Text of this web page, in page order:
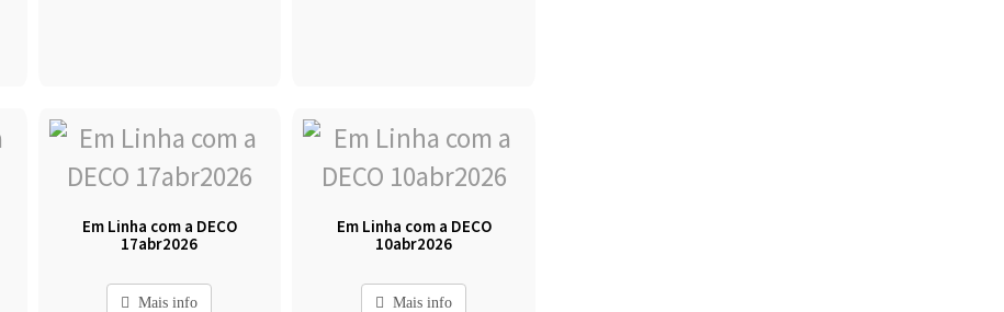
Em Linha com a DECO
17abr2026
Mais info
Em Linha com a DECO
10abr2026
Mais info